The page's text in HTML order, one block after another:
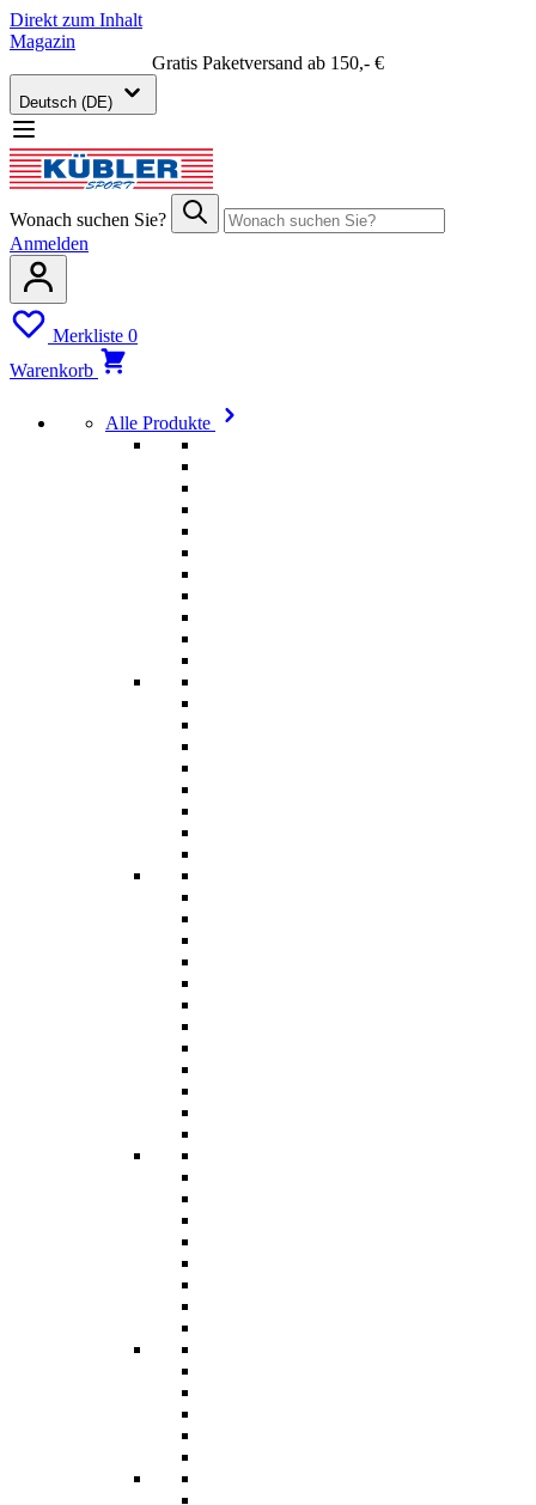
Direkt zum Inhalt
Magazin
Gratis Paketversand ab 150,- €
Deutsch (DE)
Wonach suchen Sie?
Anmelden
Merkliste 0
Warenkorb
Alle Produkte